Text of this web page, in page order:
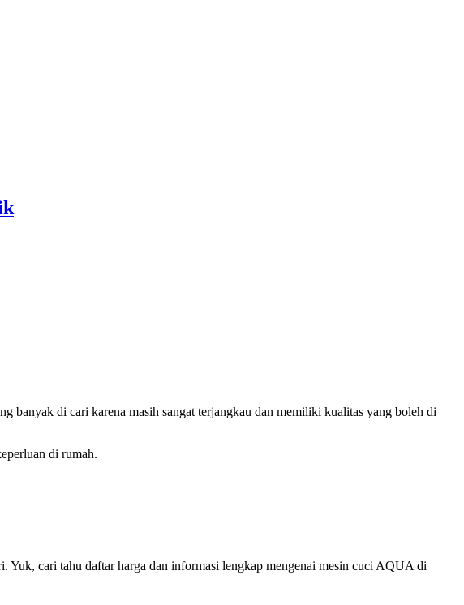
banyak di cari karena masih sangat terjangkau dan memiliki kualitas yang boleh di
di rumah.
Yuk, cari tahu daftar harga dan informasi lengkap mengenai mesin cuci AQUA di